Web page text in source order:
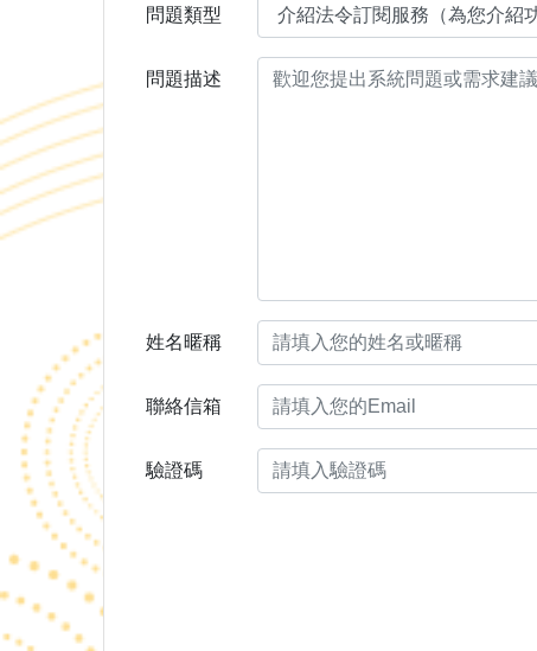
問題類型
問題描述
姓名暱稱
聯絡信箱
驗證碼